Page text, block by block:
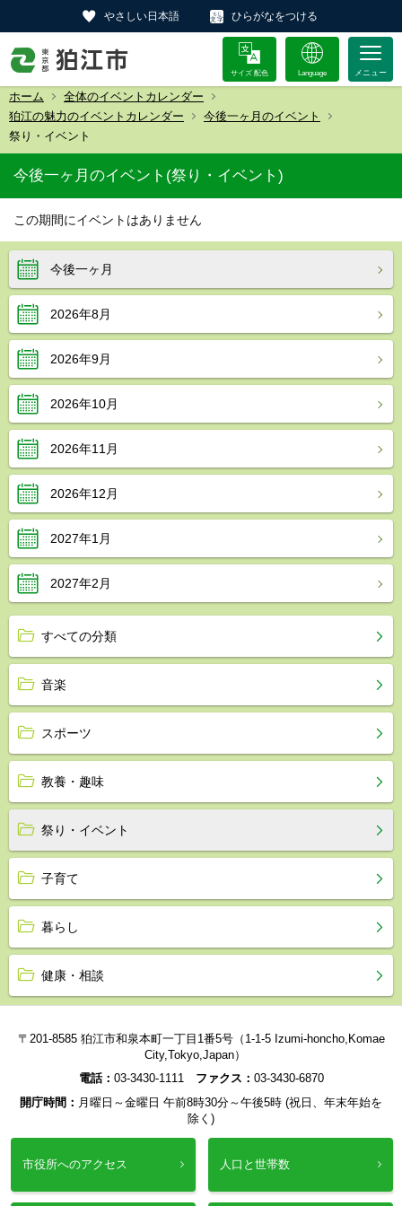
やさしい日本語 ひらがなをつける
サイズ 配色 Language
ホーム
全体のイベントカレンダー
狛江の魅力のイベントカレンダー
今後一ヶ月のイベント
祭り・イベント
今後一ヶ月
2026年8月
2026年9月
2026年10月
2026年11月
2026年12月
2027年1月
2027年2月
すべての分類
音楽
スポーツ
教養・趣味
祭り・イベント
子育て
暮らし
健康・相談
今後一ヶ月のイベント(祭り・イベント)
この期間にイベントはありません
〒201-8585 狛江市和泉本町一丁目1番5号（1-1-5 Izumi-honcho,Komae
City,Tokyo,Japan）
電話： 03-3430-1111 ファクス： 03-3430-6870
開庁時間： 月曜日～金曜日 午前8時30分～午後5時 (祝日、年末年始を
除く)
市役所へのアクセス 人口と世帯数